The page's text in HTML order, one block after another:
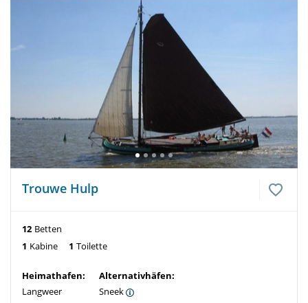
Trouwe Hulp
12 Betten
1 Kabine 1 Toilette
Heimathafen:
Langweer
Alternativhäfen:
Sneek